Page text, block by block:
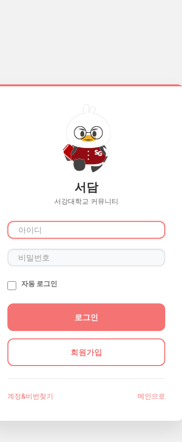
서담
서강대학교 커뮤니티
자동 로그인
회원가입
계정&비번찾기 메인으로